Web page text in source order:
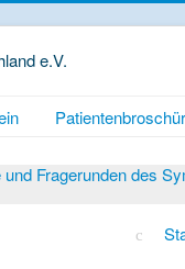
Fragerunden des